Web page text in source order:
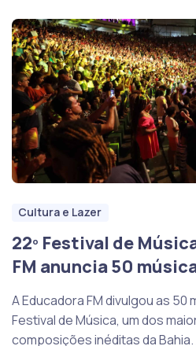
Cultura e Lazer
22º Festival de
FM anuncia 50
A Educadora FM divulgou as 50
Festival de Música, um dos
composições inéditas da